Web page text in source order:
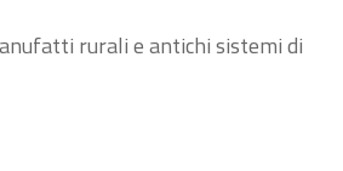
rurali eantichi sistemi di